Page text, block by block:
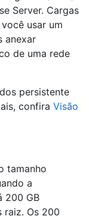
Server. Cargas
usar um
anexar
de uma rede
persistente
confira Visão
tamanho
a
200 GB
raiz. Os 200